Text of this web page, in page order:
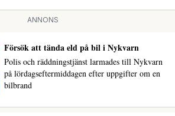
ANNONS
Försök att tända eld på bil i Nykvarn
Polis och räddningstjänst larmades till Nykvarn
på lördagseftermiddagen efter uppgifter om en
bilbrand